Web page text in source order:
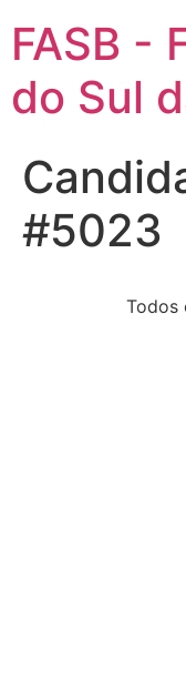
FASB -
do Sul
#5023
Todos